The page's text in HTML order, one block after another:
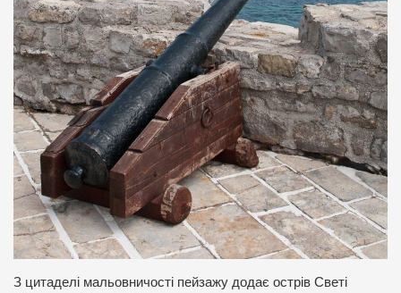
З цитаделі мальовничості пейзажу додає острів Светі